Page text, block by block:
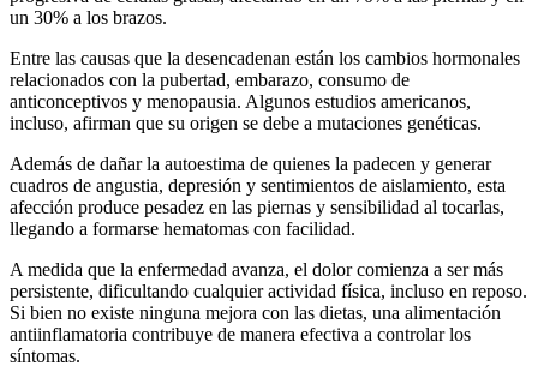
un 30% a los brazos.
Entre las causas que la desencadenan están los cambios hormonales
relacionados con la pubertad, embarazo, consumo de
anticonceptivos y menopausia. Algunos estudios americanos,
incluso, afirman que su origen se debe a mutaciones genéticas.
Además de dañar la autoestima de quienes la padecen y generar
cuadros de angustia, depresión y sentimientos de aislamiento, esta
afección produce pesadez en las piernas y sensibilidad al tocarlas,
llegando a formarse hematomas con facilidad.
A medida que la enfermedad avanza, el dolor comienza a ser más
persistente, dificultando cualquier actividad física, incluso en reposo.
Si bien no existe ninguna mejora con las dietas, una alimentación
antiinflamatoria contribuye de manera efectiva a controlar los
síntomas.